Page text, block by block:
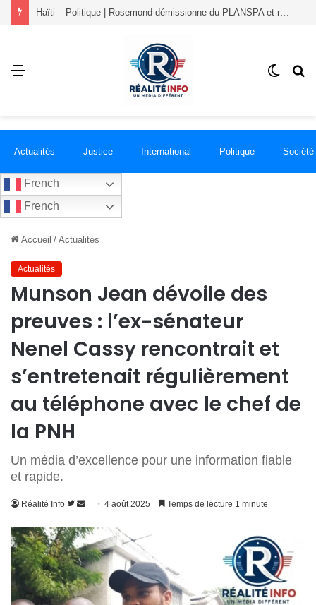
Haïti – Politique | Rosemond démissionne du PLANSPA et rejoint le groupement RÉCONCILIÉ
Menu
Switch
Actualités Justice International Politique Société
French
French
Accueil / Actualités
Actualités
Munson Jean dévoile des
preuves : l’ex-sénateur
Nenel Cassy rencontrait et
s’entretenait régulièrement
au téléphone avec le chef de
la PNH
Un média d’excellence pour une information fiable
et rapide.
Réalité Info
Suivre
Twitter
Envoyer
courriel
4 août 2025 Temps de lecture 1 minute